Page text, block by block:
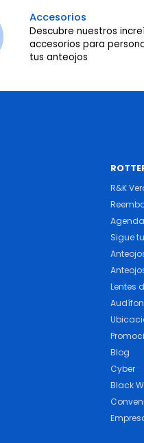
Accesorios
Descubre nuestros
accesorios para
tus anteojos
R&K
Sigue
Lentes
Blog
Cyber
Black